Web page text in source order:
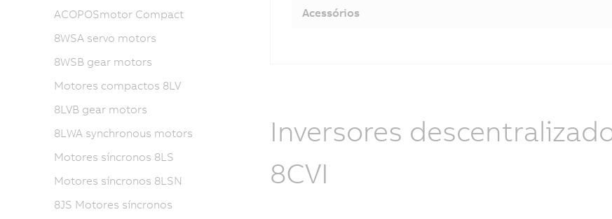
Acessórios
Inversores
8CVI
ACOPOSmotor Compact
8WSA servo motors
8WSB gear motors
Motores compactos 8LV
8LVB gear motors
8LWA synchronous motors
Motores síncronos 8LS
Motores síncronos 8LSN
8JS Motores síncronos